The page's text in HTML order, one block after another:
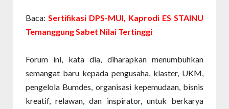
Baca: Sertifikasi DPS-MUI, Kaprodi ES STAINU
Temanggung Sabet Nilai Tertinggi
Forum ini, kata dia, diharapkan menumbuhkan
semangat baru kepada pengusaha, klaster, UKM,
pengelola Bumdes, organisasi kepemudaan, bisnis
kreatif, relawan, dan inspirator, untuk berkarya